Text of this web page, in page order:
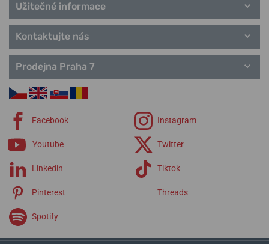
Užitečné informace
Kontaktujte nás
Prodejna Praha 7
Facebook Instagram
Youtube Twitter
Linkedin Tiktok
Pinterest Threads
Spotify